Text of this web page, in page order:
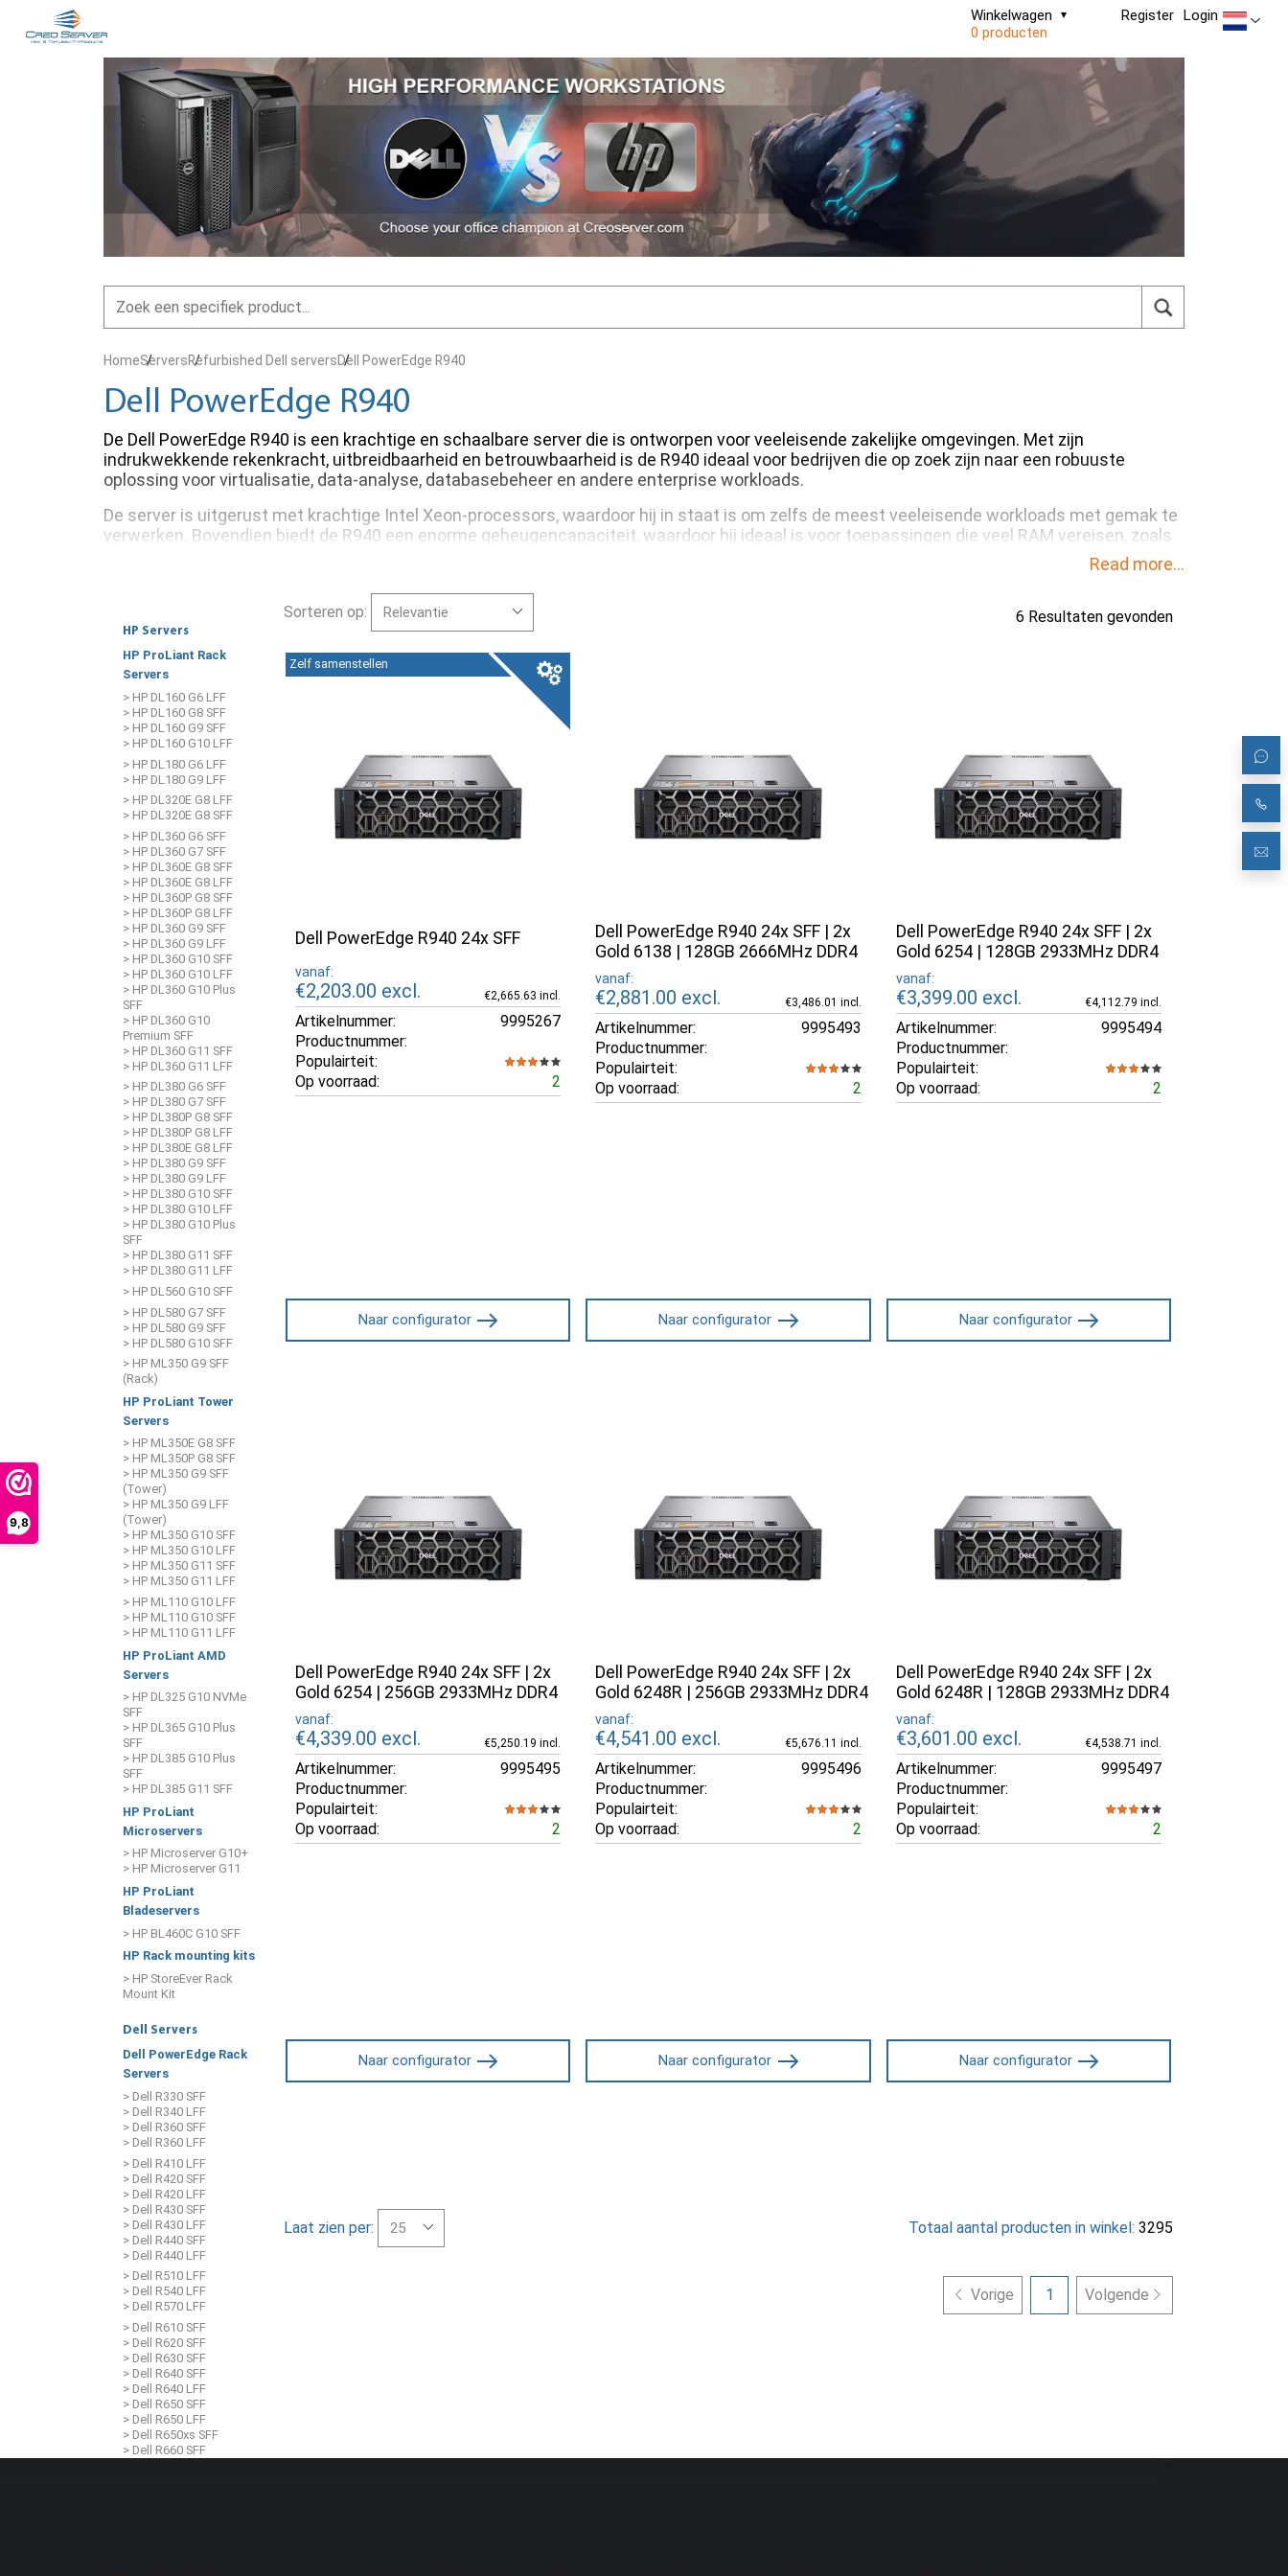
9,8
Register Login
Winkelwagen
0 producten
HomeServersRefurbished Dell serversDell PowerEdge R940
Dell PowerEdge R940
De Dell PowerEdge R940 is een krachtige en schaalbare server die is ontworpen voor veeleisende zakelijke omgevingen. Met zijn
indrukwekkende rekenkracht, uitbreidbaarheid en betrouwbaarheid is de R940 ideaal voor bedrijven die op zoek zijn naar een robuuste
oplossing voor virtualisatie, data-analyse, databasebeheer en andere enterprise workloads.
De server is uitgerust met krachtige Intel Xeon-processors, waardoor hij in staat is om zelfs de meest veeleisende workloads met gemak te
verwerken. Bovendien biedt de R940 een enorme geheugencapaciteit, waardoor hij ideaal is voor toepassingen die veel RAM vereisen, zoals
Read more...
HP Servers
HP ProLiant Rack
Servers
> HP DL160 G6 LFF
> HP DL160 G8 SFF
> HP DL160 G9 SFF
> HP DL160 G10 LFF
> HP DL180 G6 LFF
> HP DL180 G9 LFF
> HP DL320E G8 LFF
> HP DL320E G8 SFF
> HP DL360 G6 SFF
> HP DL360 G7 SFF
> HP DL360E G8 SFF
> HP DL360E G8 LFF
> HP DL360P G8 SFF
> HP DL360P G8 LFF
> HP DL360 G9 SFF
> HP DL360 G9 LFF
> HP DL360 G10 SFF
> HP DL360 G10 LFF
> HP DL360 G10 Plus
SFF
> HP DL360 G10
Premium SFF
> HP DL360 G11 SFF
> HP DL360 G11 LFF
> HP DL380 G6 SFF
> HP DL380 G7 SFF
> HP DL380P G8 SFF
> HP DL380P G8 LFF
> HP DL380E G8 LFF
> HP DL380 G9 SFF
> HP DL380 G9 LFF
> HP DL380 G10 SFF
> HP DL380 G10 LFF
> HP DL380 G10 Plus
SFF
> HP DL380 G11 SFF
> HP DL380 G11 LFF
> HP DL560 G10 SFF
> HP DL580 G7 SFF
> HP DL580 G9 SFF
> HP DL580 G10 SFF
> HP ML350 G9 SFF
(Rack)
HP ProLiant Tower
Servers
> HP ML350E G8 SFF
> HP ML350P G8 SFF
> HP ML350 G9 SFF
(Tower)
> HP ML350 G9 LFF
(Tower)
> HP ML350 G10 SFF
> HP ML350 G10 LFF
> HP ML350 G11 SFF
> HP ML350 G11 LFF
> HP ML110 G10 LFF
> HP ML110 G10 SFF
> HP ML110 G11 LFF
HP ProLiant AMD
Servers
> HP DL325 G10 NVMe
SFF
> HP DL365 G10 Plus
SFF
> HP DL385 G10 Plus
SFF
> HP DL385 G11 SFF
HP ProLiant
Microservers
> HP Microserver G10+
> HP Microserver G11
HP ProLiant
Bladeservers
> HP BL460C G10 SFF
HP Rack mounting kits
> HP StoreEver Rack
Mount Kit
Dell Servers
Dell PowerEdge Rack
Servers
> Dell R330 SFF
> Dell R340 LFF
> Dell R360 SFF
> Dell R360 LFF
> Dell R410 LFF
> Dell R420 SFF
> Dell R420 LFF
> Dell R430 SFF
> Dell R430 LFF
> Dell R440 SFF
> Dell R440 LFF
> Dell R510 LFF
> Dell R540 LFF
> Dell R570 LFF
> Dell R610 SFF
> Dell R620 SFF
> Dell R630 SFF
> Dell R640 SFF
> Dell R640 LFF
> Dell R650 SFF
> Dell R650 LFF
> Dell R650xs SFF
> Dell R660 SFF
Sorteren op: 6 Resultaten gevonden
Dell PowerEdge R940 24x SFF
vanaf:
€2,203.00 excl. €2,665.63 incl.
Artikelnummer:
9995267
Productnummer:
Populairteit:
Op voorraad:
2
Zelf samenstellen
Naar configurator
Dell PowerEdge R940 24x SFF | 2x
Gold 6138 | 128GB 2666MHz DDR4
vanaf:
€2,881.00 excl. €3,486.01 incl.
Artikelnummer:
9995493
Productnummer:
Populairteit:
Op voorraad:
2
Naar configurator
Dell PowerEdge R940 24x SFF | 2x
Gold 6254 | 128GB 2933MHz DDR4
vanaf:
€3,399.00 excl. €4,112.79 incl.
Artikelnummer:
9995494
Productnummer:
Populairteit:
Op voorraad:
2
Naar configurator
Dell PowerEdge R940 24x SFF | 2x
Gold 6254 | 256GB 2933MHz DDR4
vanaf:
€4,339.00 excl. €5,250.19 incl.
Artikelnummer:
9995495
Productnummer:
Populairteit:
Op voorraad:
2
Naar configurator
Dell PowerEdge R940 24x SFF | 2x
Gold 6248R | 256GB 2933MHz DDR4
vanaf:
€4,541.00 excl. €5,676.11 incl.
Artikelnummer:
9995496
Productnummer:
Populairteit:
Op voorraad:
2
Naar configurator
Dell PowerEdge R940 24x SFF | 2x
Gold 6248R | 128GB 2933MHz DDR4
vanaf:
€3,601.00 excl. €4,538.71 incl.
Artikelnummer:
9995497
Productnummer:
Populairteit:
Op voorraad:
2
Naar configurator
Laat zien per: Totaal aantal producten in winkel: 3295
Vorige 1 Volgende